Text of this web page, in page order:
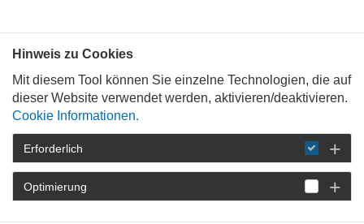
STARTSEITE DETAIL
Hinweis zu Cookies
Mit diesem Tool können Sie einzelne Technologien, die auf
dieser Website verwendet werden, aktivieren/deaktivieren.
Cookie Informationen.
Erforderlich
Optimierung